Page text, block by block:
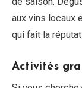
aux vins locaux
qui fait la
Activités